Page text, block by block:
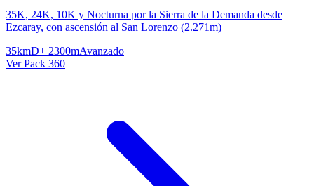
35K, 24K, 10K y Nocturna por la Sierra de la Demanda desde
Ezcaray, con ascensión al San Lorenzo (2.271m)
35kmD+ 2300mAvanzado
Ver Pack 360